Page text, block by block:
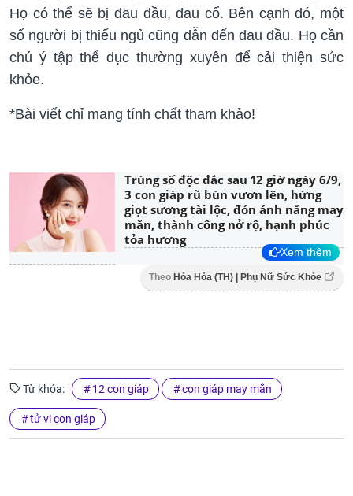
Họ có thể sẽ bị đau đầu, đau cổ. Bên cạnh đó, một
số người bị thiếu ngủ cũng dẫn đến đau đầu. Họ cần
chú ý tập thể dục thường xuyên để cải thiện sức
khỏe.
*Bài viết chỉ mang tính chất tham khảo!
Trúng số độc đắc sau 12 giờ ngày 6/9,
3 con giáp rũ bùn vươn lên, hứng
giọt sương tài lộc, đón ánh nắng may
mắn, thành công nở rộ, hạnh phúc
tỏa hương
Xem thêm
Theo Hỏa Hỏa (TH) | Phụ Nữ Sức Khỏe
Từ khóa: 12 con giáp con giáp may mắn
tử vi con giáp